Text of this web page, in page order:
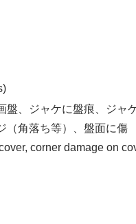
、ジャケに盤痕、ジャ
（角落ち等）、盤面に傷
corner damage on